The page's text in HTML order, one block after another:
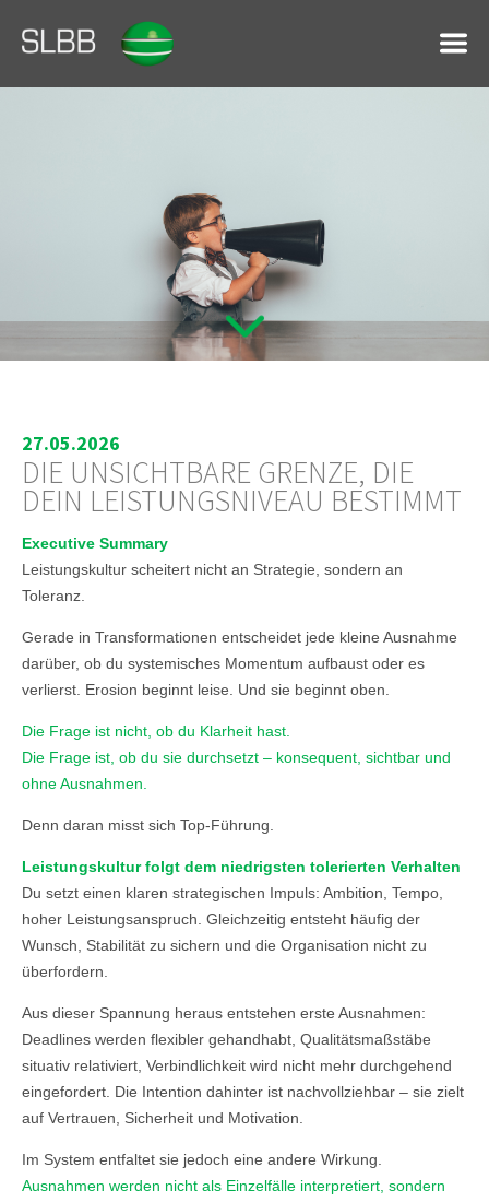
27.05.2026
DIE UNSICHTBARE GRENZE, DIE
DEIN LEISTUNGSNIVEAU BESTIMMT
Executive Summary
Leistungskultur scheitert nicht an Strategie, sondern an
Toleranz.
Gerade in Transformationen entscheidet jede kleine Ausnahme
darüber, ob du systemisches Momentum aufbaust oder es
verlierst. Erosion beginnt leise. Und sie beginnt oben.
Die Frage ist nicht, ob du Klarheit hast.
Die Frage ist, ob du sie durchsetzt – konsequent, sichtbar und
ohne Ausnahmen.
Denn daran misst sich Top-Führung.
Leistungskultur folgt dem niedrigsten tolerierten Verhalten
Du setzt einen klaren strategischen Impuls: Ambition, Tempo,
hoher Leistungsanspruch. Gleichzeitig entsteht häufig der
Wunsch, Stabilität zu sichern und die Organisation nicht zu
überfordern.
Aus dieser Spannung heraus entstehen erste Ausnahmen:
Deadlines werden flexibler gehandhabt, Qualitätsmaßstäbe
situativ relativiert, Verbindlichkeit wird nicht mehr durchgehend
eingefordert. Die Intention dahinter ist nachvollziehbar – sie zielt
auf Vertrauen, Sicherheit und Motivation.
Im System entfaltet sie jedoch eine andere Wirkung.
Ausnahmen werden nicht als Einzelfälle interpretiert, sondern